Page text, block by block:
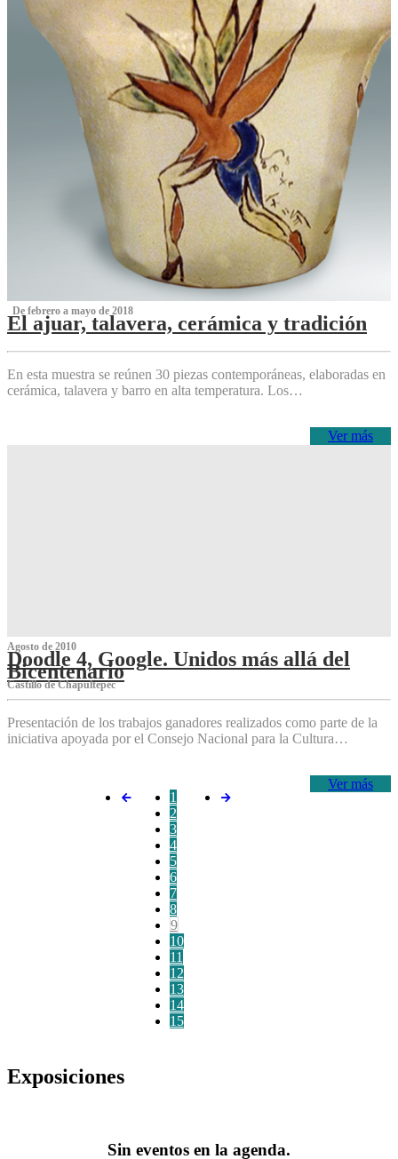
‌ De febrero a mayo de 2018
El ajuar, talavera, cerámica y tradición
‌
En esta muestra se reúnen 30 piezas contemporáneas, elaboradas en
cerámica, talavera y barro en alta temperatura. Los…
Ver más
Agosto de 2010
Doodle 4, Google. Unidos más allá del
Bicentenario
Castillo de Chapultepec
Presentación de los trabajos ganadores realizados como parte de la
iniciativa apoyada por el Consejo Nacional para la Cultura…
Ver más
1
2
3
4
5
6
7
8
9
10
11
12
13
14
15
Exposiciones
Sin eventos en la agenda.